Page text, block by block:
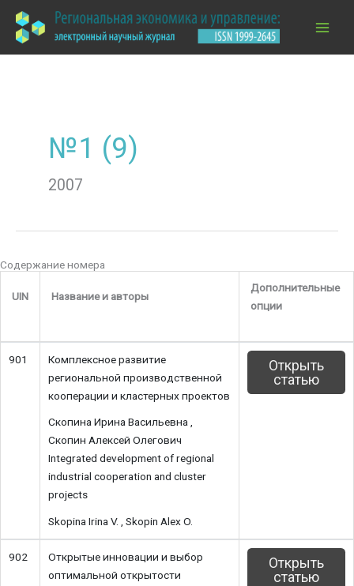
содержимому
№1 (9)
2007
Содержание номера
UIN Название и авторы
Дополнительные
опции
901
Комплексное развитие
региональной производственной
кооперации и кластерных проектов
Скопина Ирина Васильевна ,
Скопин Алексей Олегович
Integrated development of regional
industrial cooperation and cluster
projects
Skopina Irina V. , Skopin Alex O.
Открыть
статью
902
Открытые инновации и выбор
оптимальной открытости
Открыть
статью